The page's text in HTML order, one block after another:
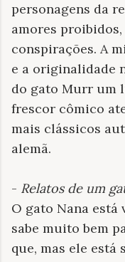
personagens da
amores
conspirações. A
e a originalidade
do gato Murr um
frescor cômico
mais clássicos
alemã.
- Relatos de um
O gato Nana está
sabe muito bem
que, mas ele está